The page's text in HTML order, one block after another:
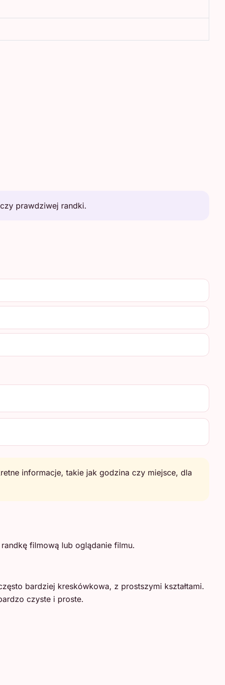
prawdziwej randki.
informacje, takie jak godzina czy miejsce, dla
filmową lub oglądanie filmu.
bardziej kreskówkowa, z prostszymi kształtami.
czyste i proste.